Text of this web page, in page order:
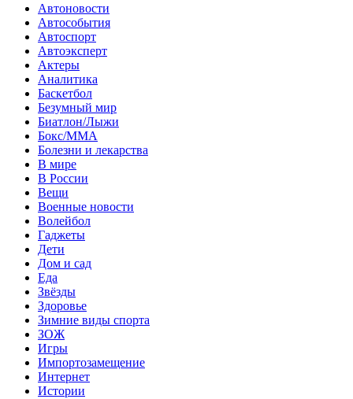
Автоновости
Автособытия
Автоспорт
Автоэксперт
Актеры
Аналитика
Баскетбол
Безумный мир
Биатлон/Лыжи
Бокс/MMA
Болезни и лекарства
В мире
В России
Вещи
Военные новости
Волейбол
Гаджеты
Дети
Дом и сад
Еда
Звёзды
Здоровье
Зимние виды спорта
ЗОЖ
Игры
Импортозамещение
Интернет
Истории